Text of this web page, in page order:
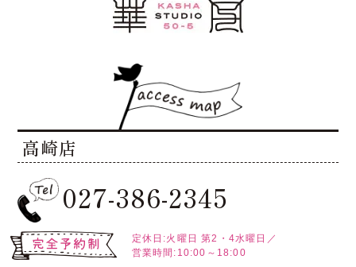
高崎店
027-386-2345
定休日:火曜日 第2・4水曜日／
営業時間:10:00～18:00